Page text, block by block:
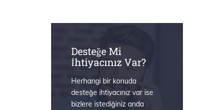
Desteğe Mi
İhtiyacınız Var?
Herhangi bir konuda
desteğe ihtiyacınız var ise
bizlere istediğiniz anda